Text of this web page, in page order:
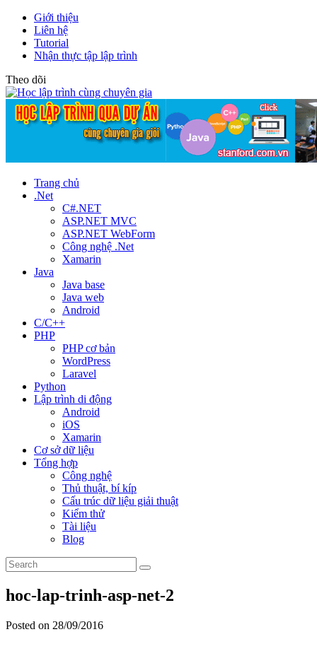
Giới thiệu
Liên hệ
Tutorial
Nhận thực tập lập trình
Theo dõi
Trang chủ
.Net
C#.NET
ASP.NET MVC
ASP.NET WebForm
Công nghệ .Net
Xamarin
Java
Java base
Java web
Android
C/C++
PHP
PHP cơ bản
WordPress
Laravel
Python
Lập trình di động
Android
iOS
Xamarin
Cơ sở dữ liệu
Tổng hợp
Công nghệ
Thủ thuật, bí kíp
Cấu trúc dữ liệu giải thuật
Kiểm thử
Tài liệu
Blog
hoc-lap-trinh-asp-net-2
Posted on 28/09/2016